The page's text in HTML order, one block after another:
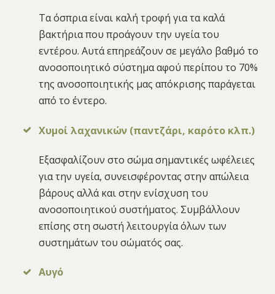
Τα όσπρια είναι καλή τροφή για τα καλά
βακτήρια που προάγουν την υγεία του
εντέρου. Αυτά επηρεάζουν σε μεγάλο βαθμό το
ανοσοποιητικό σύστημα αφού περίπου το 70%
της ανοσοποιητικής μας απόκρισης παράγεται
από το έντερο.
Χυμοί λαχανικών (παντζάρι, καρότο κλπ.)
Εξασφαλίζουν στο σώμα σημαντικές ωφέλειες
για την υγεία, συνεισφέροντας στην απώλεια
βάρους αλλά και στην ενίσχυση του
ανοσοποιητικού συστήματος. Συμβάλλουν
επίσης στη σωστή λειτουργία όλων των
συστημάτων του σώματός σας.
Αυγό